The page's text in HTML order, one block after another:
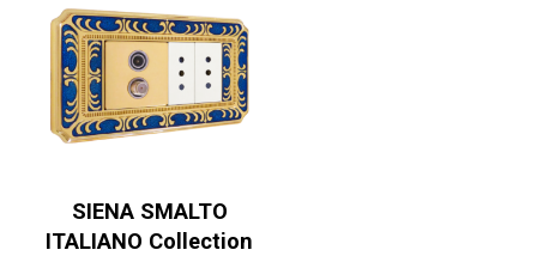
SIENA SMALTO
ITALIANO Collection